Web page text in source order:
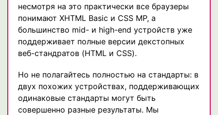
несмотря на это практически все браузеры
понимают XHTML Basic и CSS MP, а
большинство mid- и high-end устройств уже
поддерживает полные версии декстопных
веб-стандратов (HTML и CSS).
Но не полагайтесь полностью на стандарты: в
двух похожих устройствах, поддерживающих
одинаковые стандарты могут быть
совершенно разные результаты. Мы